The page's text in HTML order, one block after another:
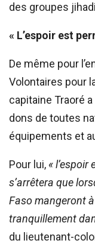
des groupes
« L’espoir est
De même pour
Volontaires pour
capitaine Traoré
dons de toutes
équipements et
Pour lui, « l’espoir
s’arrêtera que
Faso mangeront
tranquillement
du lieutenant-